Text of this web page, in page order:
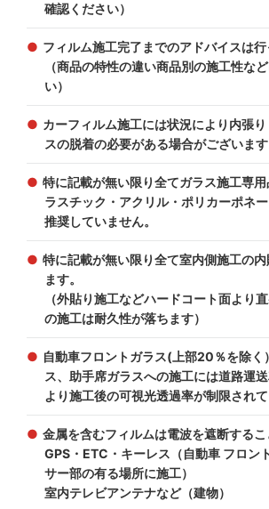
確認ください）
フィルム施工完了までのアドバイスは行
（商品の特性の違い商品別の施工性な
い）
カーフィルム施工には状況により内張
スの脱着の必要がある場合がございます
特に記載が無い限り全てガラス施工専
ラスチック・アクリル・ポリカーポネ
推奨していません。
特に記載が無い限り全て室内側施工の
ます。
（外貼り施工などハードコート面より
の施工は耐久性が落ちます）
自動車フロントガラス(上部20％を除く
ス、助手席ガラスへの施工には道路運
より施工後の可視光透過率が制限されて
金属を含むフィルムは電波を遮断するこ
GPS・ETC・キーレス（自動車 フロン
サー部の有る場所に施工）
室内テレビアンテナなど（建物）